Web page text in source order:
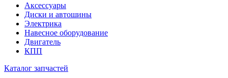
Аксессуары
Диски и автошины
Электрика
Навесное оборудование
Двигатель
КПП
Каталог запчастей